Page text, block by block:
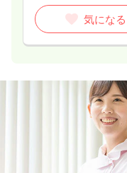
気になる
気になる